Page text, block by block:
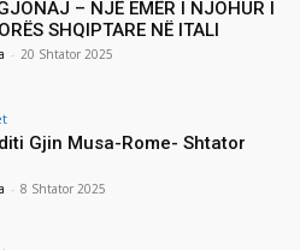
– NJË EMËR I NJOHUR I
SHQIPTARE NË ITALI
- 20 Shtator 2025
Gjin Musa-Rome- Shtator
- 8 Shtator 2025